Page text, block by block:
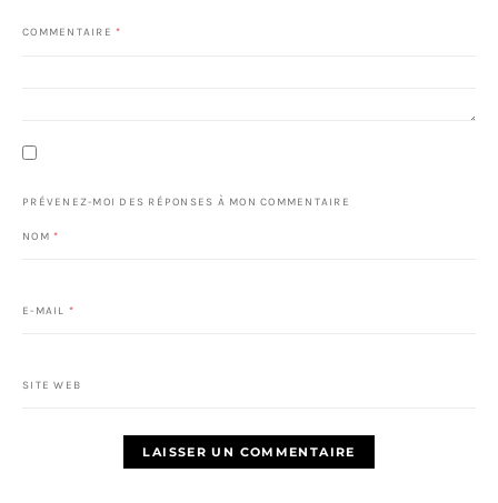
COMMENTAIRE *
PRÉVENEZ-MOI DES RÉPONSES À MON COMMENTAIRE
NOM *
E-MAIL *
SITE WEB